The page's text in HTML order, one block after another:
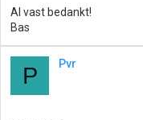
Al vast bedankt!
Bas
P Pvr